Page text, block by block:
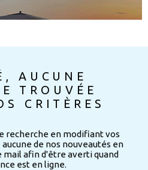
NOTRE
CONTACT
AUCUNE
TROUVÉE
CRITÈRES
recherche en modifiant vos
de nos nouveautés en
mail afin d'être averti quand
est en ligne.